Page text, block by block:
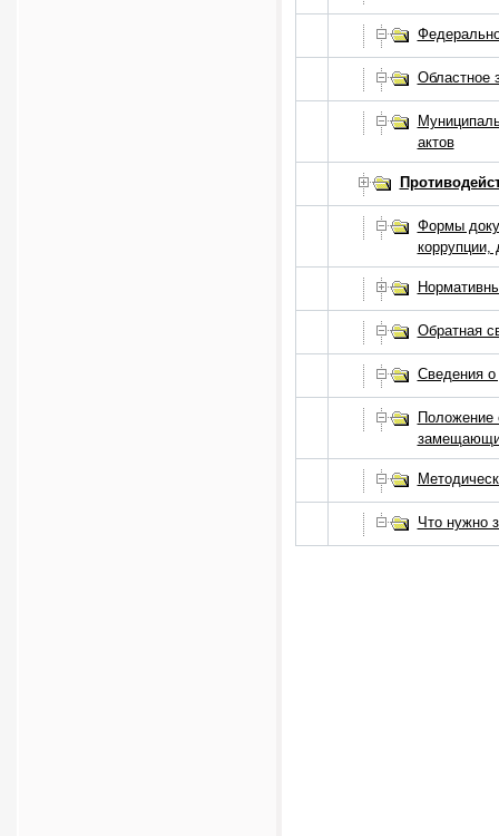
Областное
актов
Формы
коррупции,
Обратная
Сведения о
Что нужно